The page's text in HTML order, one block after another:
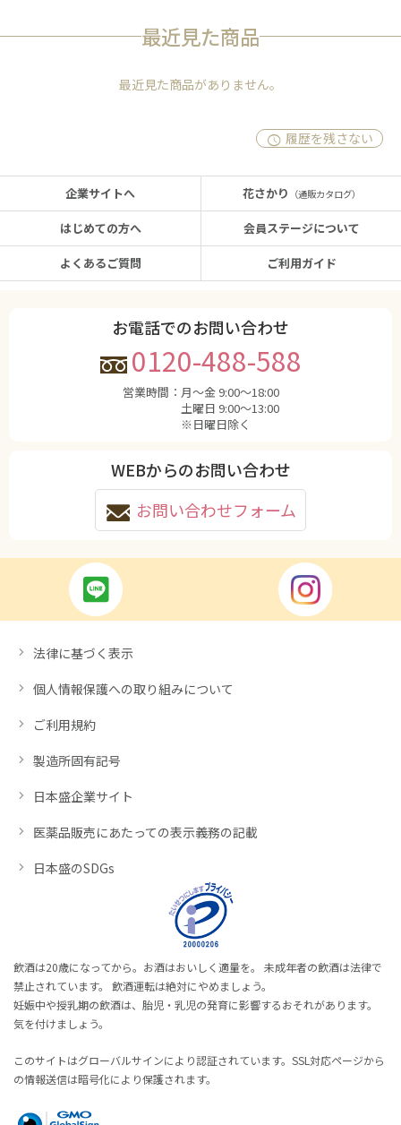
最近見た商品
最近見た商品がありません。
履歴を残さない
企業サイトへ
はじめての方へ
よくあるご質問
花さかり （通販カタログ）
会員ステージについて
ご利用ガイド
お電話でのお問い合わせ
0120-488-588
営業時間： 月〜金 9:00〜18:00
土曜日 9:00〜13:00
※日曜日除く
WEBからのお問い合わせ
お問い合わせフォーム
法律に基づく表示
個人情報保護への取り組みについて
ご利用規約
製造所固有記号
日本盛企業サイト
医薬品販売にあたっての表示義務の記載
日本盛のSDGs
飲酒は20歳になってから。お酒はおいしく適量を。 未成年者の飲酒は法律で
禁止されています。 飲酒運転は絶対にやめましょう。
妊娠中や授乳期の飲酒は、胎児・乳児の発育に影響するおそれがあります。
気を付けましょう。
このサイトはグローバルサインにより認証されています。SSL対応ページから
の情報送信は暗号化により保護されます。